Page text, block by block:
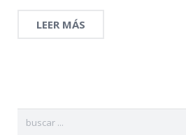
LEER MÁS